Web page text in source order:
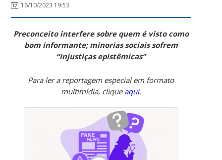
16/10/2023 19:53
Preconceito interfere sobre quem é visto como
bom informante; minorias sociais sofrem
“injustiças epistêmicas”
Para ler a reportagem especial em formato
multimídia, clique aqui.